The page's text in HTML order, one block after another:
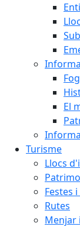
El
Turisme
Llocs
Festes
Rutes
Menjar